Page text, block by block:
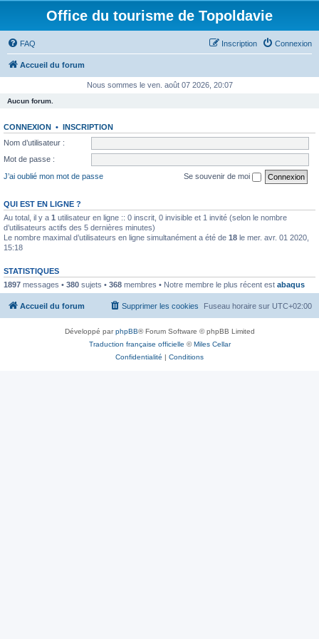
Office du tourisme de Topoldavie
FAQ Connexion
Inscription
Accueil du forum
Nous sommes le ven. août 07 2026, 20:07
Aucun forum.
CONNEXION • INSCRIPTION
Nom d’utilisateur :
Mot de passe :
J’ai oublié mon mot de passe
Se souvenir de moi
QUI EST EN LIGNE ?
Au total, il y a 1 utilisateur en ligne :: 0 inscrit, 0 invisible et 1 invité (selon le nombre
d’utilisateurs actifs des 5 dernières minutes)
Le nombre maximal d’utilisateurs en ligne simultanément a été de 18 le mer. avr. 01 2020,
15:18
STATISTIQUES
1897 messages • 380 sujets • 368 membres • Notre membre le plus récent est abaqus
Accueil du forum Fuseau horaire sur UTC+02:00
Supprimer les cookies
Développé parphpBB® Forum Software © phpBB Limited
Traduction française officielle ©Miles Cellar
Confidentialité | Conditions